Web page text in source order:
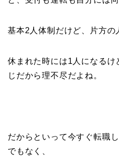
基本2人体制だけど、片方の
休まれた時には1人になるけ
じだから理不尽だよね。
だからといって今すぐ転職
でもなく、